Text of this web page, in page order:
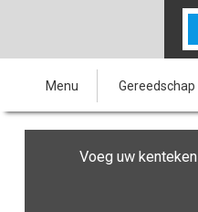
Menu Gereedschap
Voeg uw